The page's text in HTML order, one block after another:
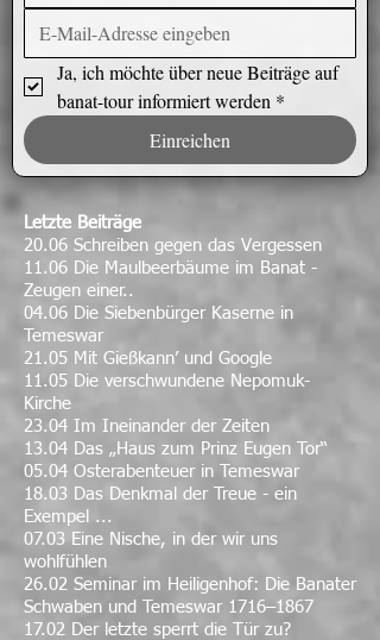
Ja, ich möchte über neue Beiträge auf
banat-tour informiert werden *
Einreichen
Letzte Beiträge
20.06 Schreiben gegen das Vergessen
11.06 Die Maulbeerbäume im Banat -
Zeugen einer..
04.06 Die Siebenbürger Kaserne in
Temeswar
21.05 Mit Gießkann’ und Google
11.05 Die verschwundene Nepomuk-
Kirche
23.04 Im Ineinander der Zeiten
13.04 Das „Haus zum Prinz Eugen Tor“
05.04 Osterabenteuer in Temeswar
18.03 Das Denkmal der Treue - ein
Exempel ...
07.03 Eine Nische, in der wir uns
wohlfühlen
26.02 Seminar im Heiligenhof: Die Banater
Schwaben und Temeswar 1716–1867
17.02 Der letzte sperrt die Tür zu?